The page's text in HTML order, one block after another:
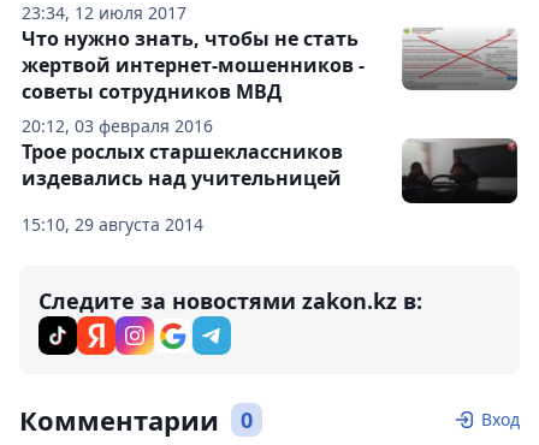
23:34, 12 июля 2017
20:12, 03 февраля 2016
Что нужно знать, чтобы не стать
жертвой интернет-мошенников -
советы сотрудников МВД
15:10, 29 августа 2014
Трое рослых старшеклассников
издевались над учительницей
Следите за новостями zakon.kz в:
Комментарии 0 Вход